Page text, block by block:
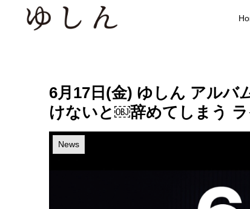
6月17日(金) ゆしん アルバ
けないと￼辞めてしまう
News